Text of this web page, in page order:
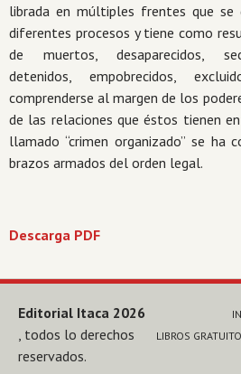
librada en múltiples frentes que se
diferentes procesos y tiene como
de muertos, desaparecidos,
detenidos, empobrecidos,
comprenderse al margen de los
de las relaciones que éstos tienen
llamado “crimen organizado” se ha
brazos armados del orden legal.
Descarga PDF
Editorial Itaca 2026
, todos lo derechos
reservados.
LIBROS